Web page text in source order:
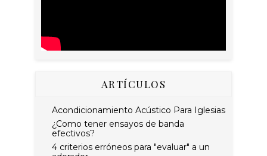
ARTÍCULOS
Acondicionamiento Acústico Para Iglesias
¿Como tener ensayos de banda
efectivos?
4 criterios erróneos para "evaluar" a un